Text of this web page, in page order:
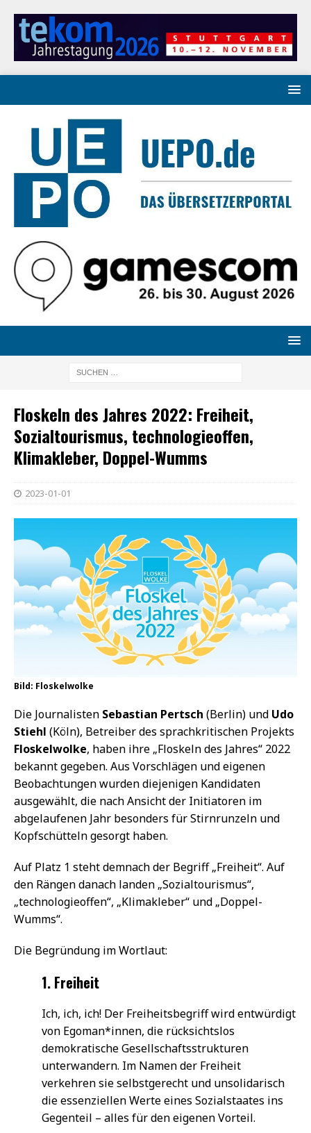
Floskeln des Jahres 2022: Freiheit,
Sozialtourismus, technologieoffen,
Klimakleber, Doppel-Wumms
2023-01-01
Bild: Floskelwolke
Die Journalisten Sebastian Pertsch (Berlin) und Udo
Stiehl (Köln), Betreiber des sprachkritischen Projekts
Floskelwolke, haben ihre „Floskeln des Jahres“ 2022
bekannt gegeben. Aus Vorschlägen und eigenen
Beobachtungen wurden diejenigen Kandidaten
ausgewählt, die nach Ansicht der Initiatoren im
abgelaufenen Jahr besonders für Stirnrunzeln und
Kopfschütteln gesorgt haben.
Auf Platz 1 steht demnach der Begriff „Freiheit“. Auf
den Rängen danach landen „Sozialtourismus“,
„technologieoffen“, „Klimakleber“ und „Doppel-
Wumms“.
Die Begründung im Wortlaut:
1. Freiheit
Ich, ich, ich! Der Freiheitsbegriff wird entwürdigt
von Egoman*innen, die rücksichtslos
demokratische Gesellschaftsstrukturen
unterwandern. Im Namen der Freiheit
verkehren sie selbstgerecht und unsolidarisch
die essenziellen Werte eines Sozialstaates ins
Gegenteil – alles für den eigenen Vorteil.